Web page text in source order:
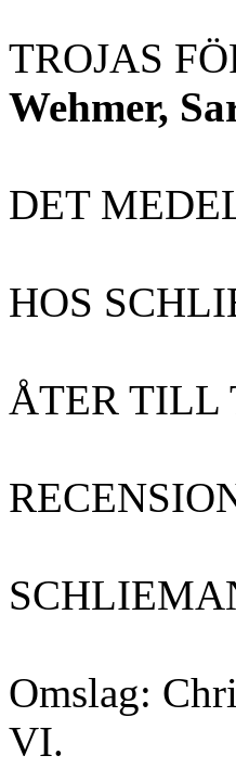
TROJAS
Wehmer,
DET
HOS
ÅTER TILL
Omslag:
VI.